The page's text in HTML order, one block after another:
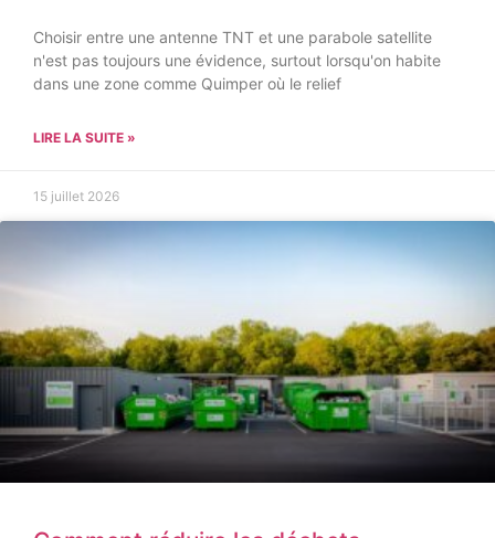
Choisir entre une antenne TNT et une parabole satellite
n'est pas toujours une évidence, surtout lorsqu'on habite
dans une zone comme Quimper où le relief
LIRE LA SUITE »
15 juillet 2026